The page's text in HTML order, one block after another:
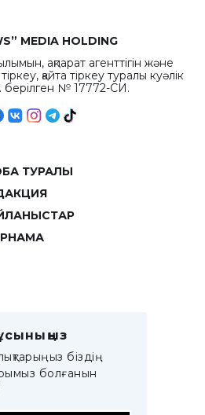
MEDIA HOLDING
ақпарат агенттігін және
қайта тіркеу туралы куәлік
берілген № 17772-СИ.
ТУРАЛЫ
біздің
болғанын